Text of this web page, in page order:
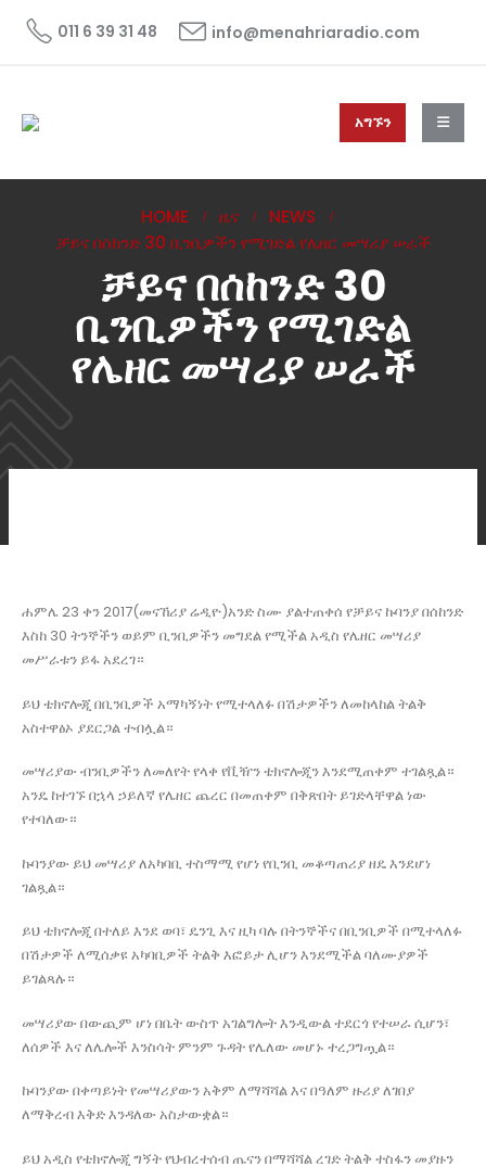
011 6 39 31 48 info@menahriaradio.com
አግኙን
HOME ዜና
NEWS
ቻይና በሰከንድ 30 ቢንቢዎችን የሚገድል የሌዘር መሣሪያ ሠራች
ቻይና በሰከንድ 30
ቢንቢዎችን የሚገድል
የሌዘር መሣሪያ ሠራች
ሐምሌ 23 ቀን 2017(መናኸሪያ ሬዲዮ)አንድ ስሙ ያልተጠቀሰ የቻይና ኩባንያ በሰከንድ
እስከ 30 ትንኞችን ወይም ቢንቢዎችን መግደል የሚችል አዲስ የሌዘር መሣሪያ
መሥራቱን ይፋ አደረገ።
ይህ ቴክኖሎጂ በቢንቢዎች አማካኝነት የሚተላለፉ በሽታዎችን ለመከላከል ትልቅ
አስተዋፅኦ ያደርጋል ተብሏል።
መሣሪያው ብንቢዎችን ለመለየት የላቀ የቪዥን ቴክኖሎጂን እንደሚጠቀም ተገልጿል።
አንዴ ከተገኙ በኋላ ኃይለኛ የሌዘር ጨረር በመጠቀም በቅጽበት ይገድላቸዋል ነው
የተባለው።
ኩባንያው ይህ መሣሪያ ለአካባቢ ተስማሚ የሆነ የቢንቢ መቆጣጠሪያ ዘዴ እንደሆነ
ገልጿል።
ይህ ቴክኖሎጂ በተለይ እንደ ወባ፣ ዴንጊ እና ዚካ ባሉ በትንኞችና በቢንቢዎች በሚተላለፉ
በሽታዎች ለሚሰቃዩ አካባቢዎች ትልቅ እፎይታ ሊሆን እንደሚችል ባለሙያዎች
ይገልጻሉ።
መሣሪያው በውጪም ሆነ በቤት ውስጥ አገልግሎት እንዲውል ተደርጎ የተሠራ ሲሆን፣
ለሰዎች እና ለሌሎች እንስሳት ምንም ጉዳት የሌለው መሆኑ ተረጋግጧል።
ኩባንያው በቀጣይነት የመሣሪያውን አቅም ለማሻሻል እና በዓለም ዙሪያ ለገበያ
ለማቅረብ እቅድ እንዳለው አስታውቋል።
ይህ አዲስ የቴክኖሎጂ ግኝት የህብረተሰብ ጤናን በማሻሻል ረገድ ትልቅ ተስፋን መያዙን